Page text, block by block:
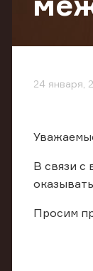
24 января,
В связи с
Просим